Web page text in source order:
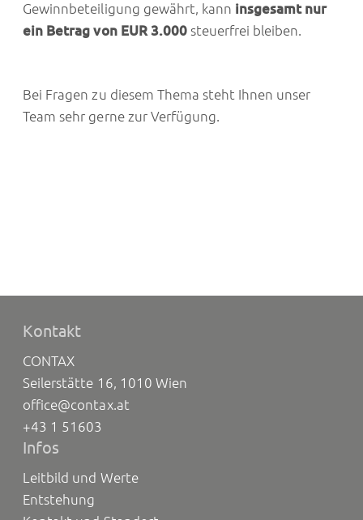
Gewinnbeteiligung gewährt, kann insgesamt nur
ein Betrag von EUR 3.000 steuerfrei bleiben.
Bei Fragen zu diesem Thema steht Ihnen unser
Team sehr gerne zur Verfügung.
Kontakt
CONTAX
Seilerstätte 16, 1010 Wien
office@contax.at
+43 1 51603
Infos
Leitbild und Werte
Entstehung